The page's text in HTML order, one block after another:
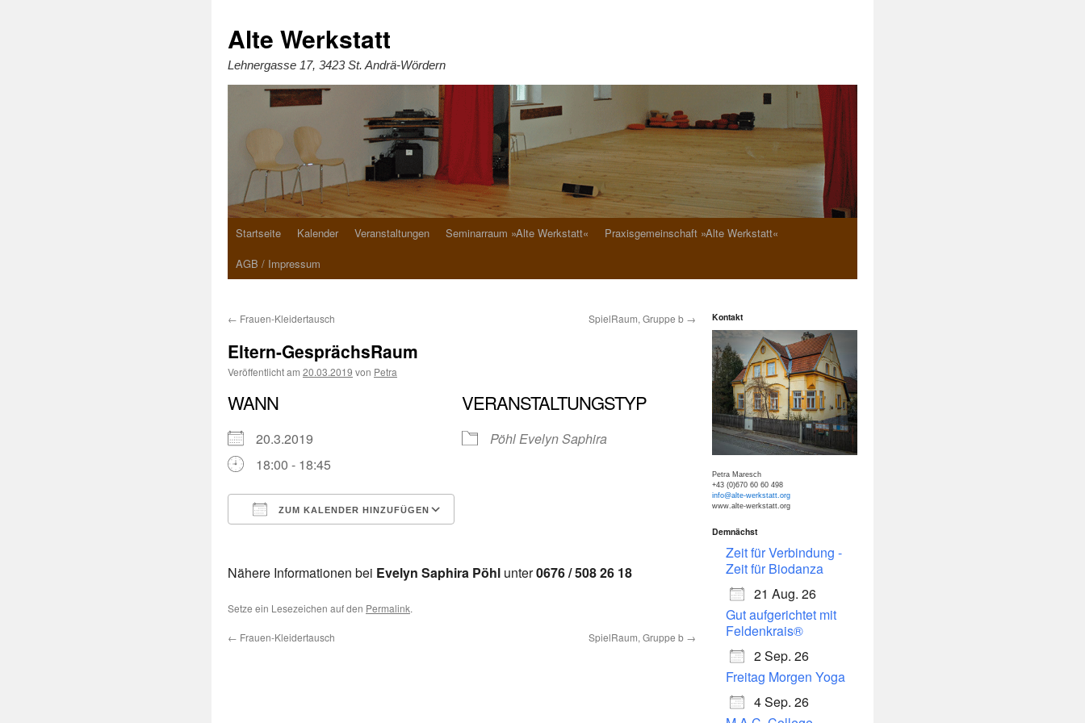
Alte Werkstatt
Lehnergasse 17, 3423 St. Andrä-Wördern
Startseite Kalender Veranstaltungen Seminarraum »Alte Werkstatt«
Praxisgemeinschaft »Alte Werkstatt«
AGB / Impressum
← Frauen-Kleidertausch SpielRaum, Gruppe b →
Eltern-GesprächsRaum
Veröffentlicht am 20.03.2019 von Petra
WANN
20.3.2019
18:00 - 18:45
ZUM KALENDER HINZUFÜGEN
iCalendar
VERANSTALTUNGSTYP
Pöhl Evelyn Saphira
Nähere Informationen bei Evelyn Saphira Pöhl unter0676 / 508 26 18
Setze ein Lesezeichen auf den Permalink.
← Frauen-Kleidertausch SpielRaum, Gruppe b →
Kontakt
Petra Maresch
+43 (0)670 60 60 498
info@alte-werkstatt.org
www.alte-werkstatt.org
Demnächst
Zeit für Verbindung -
Zeit für Biodanza
21 Aug. 26
Gut aufgerichtet mit
Feldenkrais®
2 Sep. 26
Freitag Morgen Yoga
4 Sep. 26